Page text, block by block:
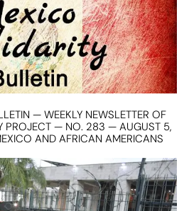
— WEEKLY NEWSLETTER OF
PROJECT — NO. 283 — AUGUST 5,
AND AFRICAN AMERICANS